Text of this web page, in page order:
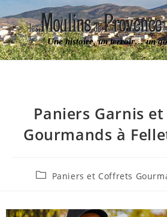
Une histoire, un terroir… un
Paniers Garnis
Gourmands à
Paniers et Coffrets